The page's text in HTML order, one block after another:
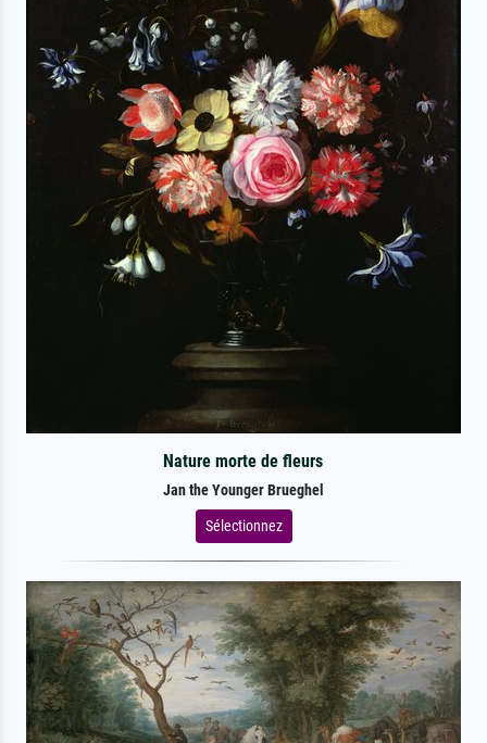
Nature morte de fleurs
Jan the Younger Brueghel
Sélectionnez